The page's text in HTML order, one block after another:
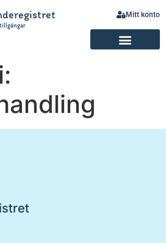
Mitt konto